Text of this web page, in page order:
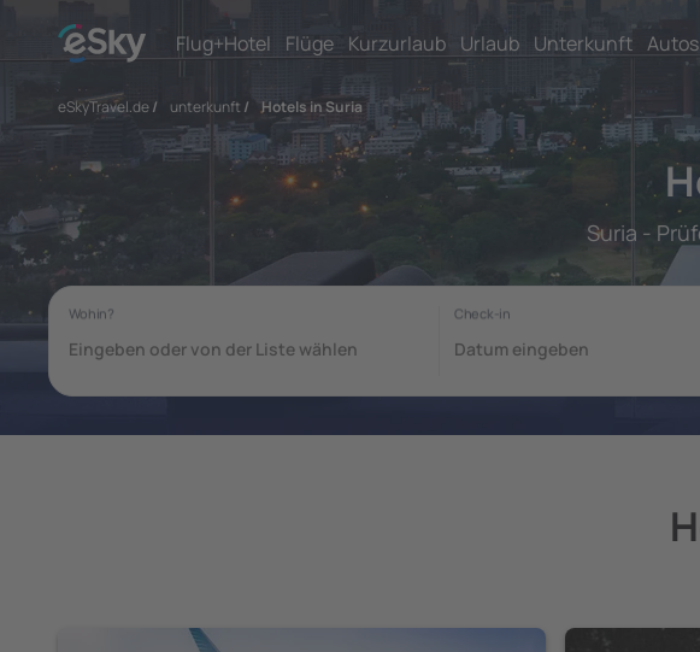
Flug+Hotel Flüge Kurzurlaub Urlaub Unterkunft Autos
eSkyTravel.de/ unterkunft / Hotels in Suria
Suria -